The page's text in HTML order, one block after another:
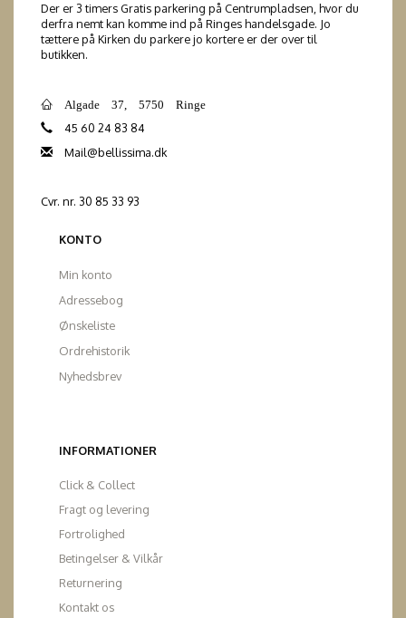
Der er 3 timers Gratis parkering på Centrumpladsen, hvor du
derfra nemt kan komme ind på Ringes handelsgade. Jo
tættere på Kirken du parkere jo kortere er der over til
butikken.
Algade 37, 5750 Ringe
45 60 24 83 84
Mail@bellissima.dk
Cvr. nr. 30 85 33 93
KONTO
Min konto
Adressebog
Ønskeliste
Ordrehistorik
Nyhedsbrev
INFORMATIONER
Click & Collect
Fragt og levering
Fortrolighed
Betingelser & Vilkår
Returnering
Kontakt os